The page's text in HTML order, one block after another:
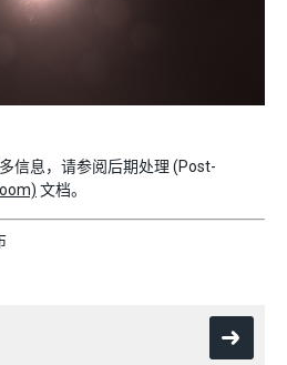
信息，请参阅后期处理 (Post-
文档。